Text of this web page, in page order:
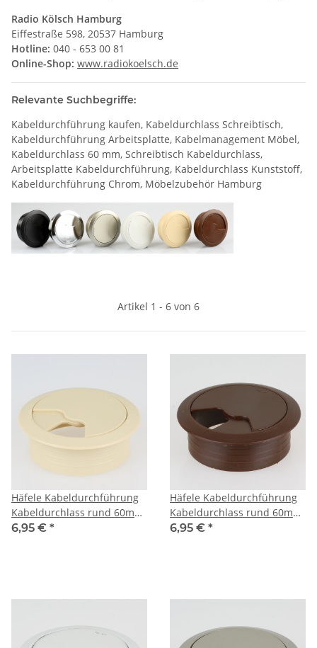
Radio Kölsch Hamburg
Eiffestraße 598, 20537 Hamburg
Hotline: 040 - 653 00 81
Online-Shop: www.radiokoelsch.de
Relevante Suchbegriffe:
Kabeldurchführung kaufen, Kabeldurchlass Schreibtisch,
Kabeldurchführung Arbeitsplatte, Kabelmanagement Möbel,
Kabeldurchlass 60 mm, Schreibtisch Kabeldurchlass,
Arbeitsplatte Kabeldurchführung, Kabeldurchlass Kunststoff,
Kabeldurchführung Chrom, Möbelzubehör Hamburg
Artikel 1 - 6 von 6
Häfele Kabeldurchführung
Kabeldurchlass rund 60mm
Kunststoff beige
6,95 € *
Häfele Kabeldurchführung
Kabeldurchlass rund 60mm
Kunststoff braun
6,95 € *